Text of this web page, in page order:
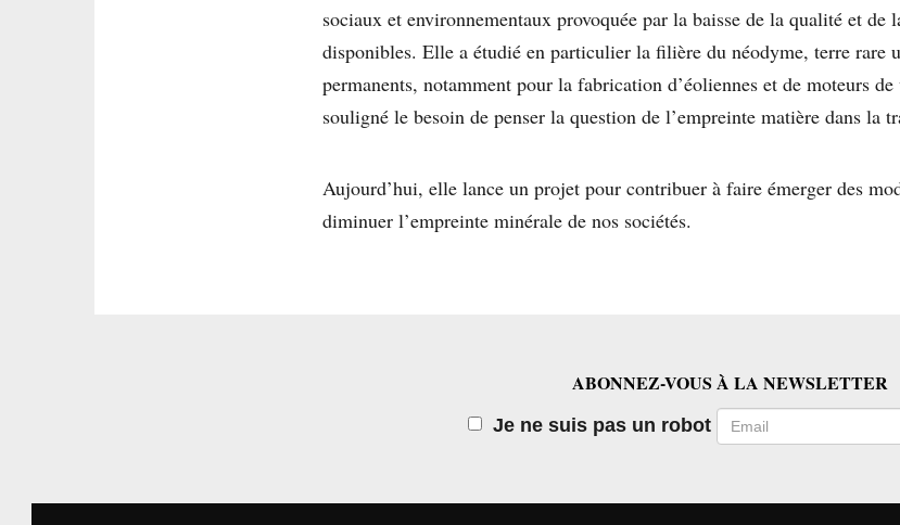
sociaux et environnementaux provoquée par la baisse de la qualité et de
disponibles. Elle a étudié en particulier la filière du néodyme, terre rare
permanents, notamment pour la fabrication d’éoliennes et de moteurs
souligné le besoin de penser la question de l’empreinte matière dans la
Aujourd’hui, elle lance un projet pour contribuer à faire émerger des
diminuer l’empreinte minérale de nos sociétés.
ABONNEZ-VOUS À LA NEWSLETTER
Je ne suis pas un robot Email